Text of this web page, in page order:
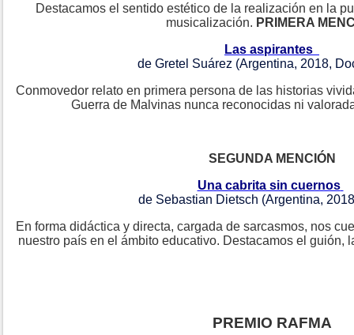
Destacamos el sentido estético de la realización en la
musicalización. PRIMERA
Las aspirantes
de Gretel Suárez (Argentina, 2018,
Conmovedor relato en primera persona de las historias
Guerra de Malvinas nunca reconocidas ni
SEGUNDA MENCIÓN
Una cabrita sin cuernos
de Sebastian Dietsch (Argentina,
En forma didáctica y directa, cargada de sarcasmos, nos
nuestro país en el ámbito educativo. Destacamos el guión,
PREMIO RAFMA